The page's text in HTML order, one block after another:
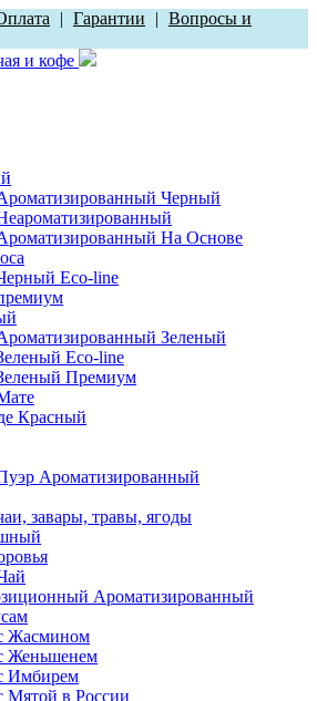
| Гарантии | Вопросы и
Черный
На Основе
Eco-line
Зеленый
Eco-line
Премиум
Красный
Ароматизированный
завары, травы, ягоды
Ароматизированный
Жасмином
Женьшенем
Имбирем
Мятой в России